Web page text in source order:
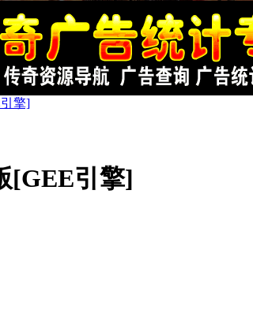
擎]
[GEE引擎]